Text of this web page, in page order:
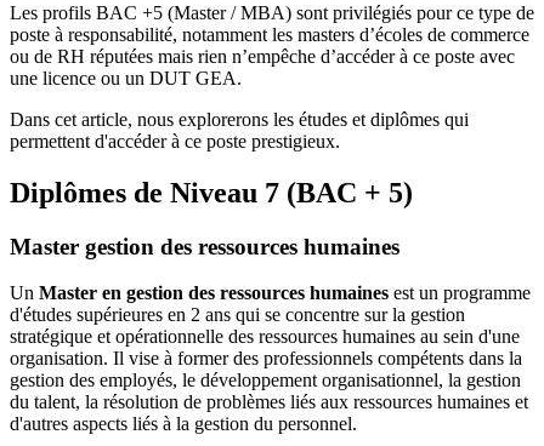
Les profils BAC +5 (Master / MBA) sont privilégiés pour ce type de
poste à responsabilité, notamment les masters d’écoles de commerce
ou de RH réputées mais rien n’empêche d’accéder à ce poste avec
une licence ou un DUT GEA.
Dans cet article, nous explorerons les études et diplômes qui
permettent d'accéder à ce poste prestigieux.
Diplômes de Niveau 7 (BAC + 5)
Master gestion des ressources humaines
Un Master en gestion des ressources humaines est un programme
d'études supérieures en 2 ans qui se concentre sur la gestion
stratégique et opérationnelle des ressources humaines au sein d'une
organisation. Il vise à former des professionnels compétents dans la
gestion des employés, le développement organisationnel, la gestion
du talent, la résolution de problèmes liés aux ressources humaines et
d'autres aspects liés à la gestion du personnel.